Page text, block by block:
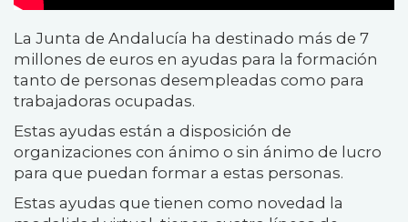
La Junta de Andalucía ha destinado más de 7
millones de euros en ayudas para la formación
tanto de personas desempleadas como para
trabajadoras ocupadas.
Estas ayudas están a disposición de
organizaciones con ánimo o sin ánimo de lucro
para que puedan formar a estas personas.
Estas ayudas que tienen como novedad la